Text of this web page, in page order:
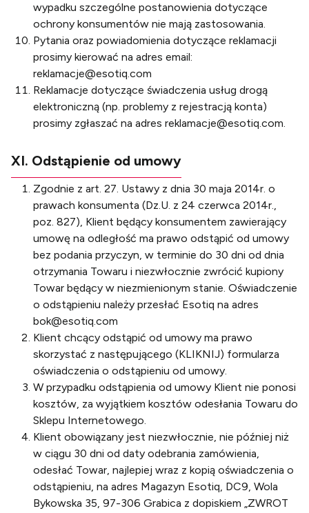
wypadku szczególne postanowienia dotyczące
ochrony konsumentów nie mają zastosowania.
Pytania oraz powiadomienia dotyczące reklamacji
prosimy kierować na adres email:
reklamacje@esotiq.com
Reklamacje dotyczące świadczenia usług drogą
elektroniczną (np. problemy z rejestracją konta)
prosimy zgłaszać na adres reklamacje@esotiq.com.
XI. Odstąpienie od umowy
Zgodnie z art. 27. Ustawy z dnia 30 maja 2014r. o
prawach konsumenta (Dz.U. z 24 czerwca 2014r.,
poz. 827), Klient będący konsumentem zawierający
umowę na odległość ma prawo odstąpić od umowy
bez podania przyczyn, w terminie do 30 dni od dnia
otrzymania Towaru i niezwłocznie zwrócić kupiony
Towar będący w niezmienionym stanie. Oświadczenie
o odstąpieniu należy przesłać Esotiq na adres
bok@esotiq.com
Klient chcący odstąpić od umowy ma prawo
skorzystać z następującego (KLIKNIJ) formularza
oświadczenia o odstąpieniu od umowy.
W przypadku odstąpienia od umowy Klient nie ponosi
kosztów, za wyjątkiem kosztów odesłania Towaru do
Sklepu Internetowego.
Klient obowiązany jest niezwłocznie, nie później niż
w ciągu 30 dni od daty odebrania zamówienia,
odesłać Towar, najlepiej wraz z kopią oświadczenia o
odstąpieniu, na adres Magazyn Esotiq, DC9, Wola
Bykowska 35, 97-306 Grabica z dopiskiem „ZWROT